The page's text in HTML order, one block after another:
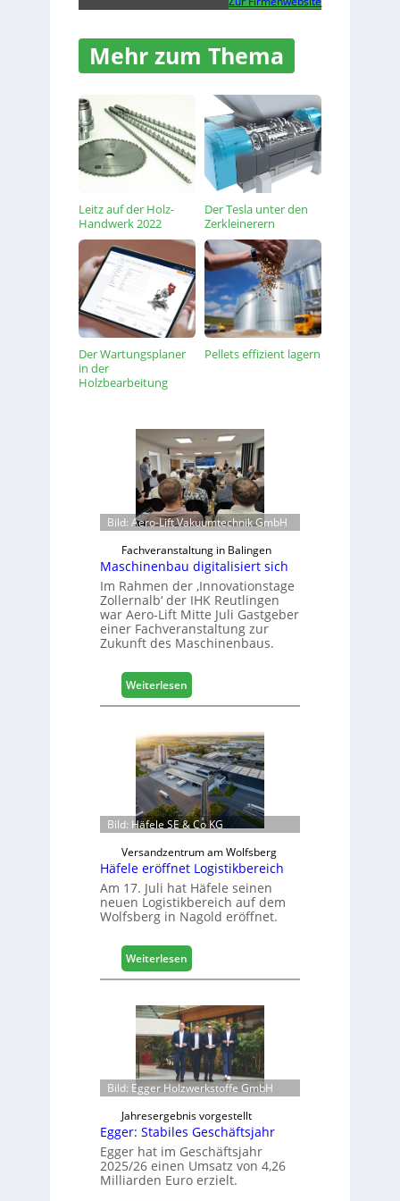
Mehr zum Thema
Leitz auf der Holz-
Handwerk 2022
Der Tesla unter den
Zerkleinerern
Der Wartungsplaner
in der
Holzbearbeitung
Pellets effizient lagern
Bild: Aero-Lift Vakuumtechnik GmbH
Fachveranstaltung in Balingen
Maschinenbau digitalisiert sich
Im Rahmen der ‚Innovationstage
Zollernalb‘ der IHK Reutlingen
war Aero-Lift Mitte Juli Gastgeber
einer Fachveranstaltung zur
Zukunft des Maschinenbaus.
Weiterlesen:
M
s
c
h
i
e
n
b
a
u
d
i
i
t
l
i
s
i
e
r
t
c
h
Bild: Häfele SE & Co KG
Versandzentrum am Wolfsberg
Häfele eröffnet Logistikbereich
Am 17. Juli hat Häfele seinen
neuen Logistikbereich auf dem
Wolfsberg in Nagold eröffnet.
Weiterlesen:
H
f
e
l
e
e
r
ö
f
f
n
e
Bild: Egger Holzwerkstoffe GmbH
Jahresergebnis vorgestellt
Egger: Stabiles Geschäftsjahr
Egger hat im Geschäftsjahr
2025/26 einen Umsatz von 4,26
Milliarden Euro erzielt.